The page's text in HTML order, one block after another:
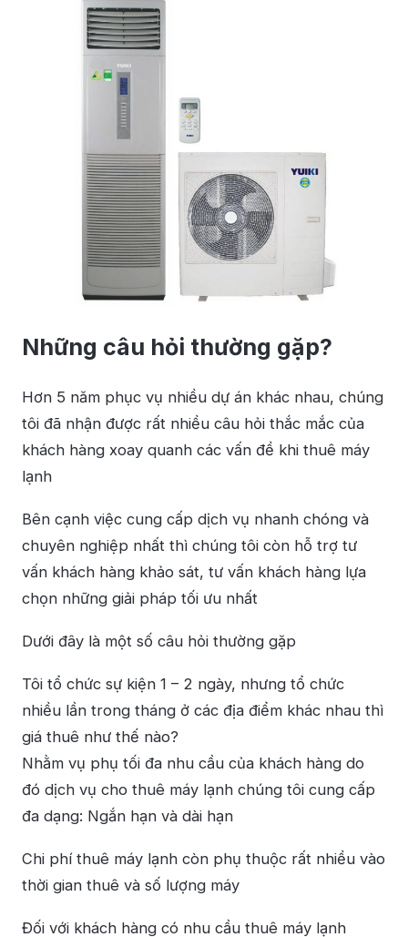
Những câu hỏi thường gặp?
Hơn 5 năm phục vụ nhiều dự án khác nhau, chúng
tôi đã nhận được rất nhiều câu hỏi thắc mắc của
khách hàng xoay quanh các vấn đề khi thuê máy
lạnh
Bên cạnh việc cung cấp dịch vụ nhanh chóng và
chuyên nghiệp nhất thì chúng tôi còn hỗ trợ tư
vấn khách hàng khảo sát, tư vấn khách hàng lựa
chọn những giải pháp tối ưu nhất
Dưới đây là một số câu hỏi thường gặp
Tôi tổ chức sự kiện 1 – 2 ngày, nhưng tổ chức
nhiều lần trong tháng ở các địa điểm khác nhau thì
giá thuê như thế nào?
Nhằm vụ phụ tối đa nhu cầu của khách hàng do
đó dịch vụ cho thuê máy lạnh chúng tôi cung cấp
đa dạng: Ngắn hạn và dài hạn
Chi phí thuê máy lạnh còn phụ thuộc rất nhiều vào
thời gian thuê và số lượng máy
Đối với khách hàng có nhu cầu thuê máy lạnh